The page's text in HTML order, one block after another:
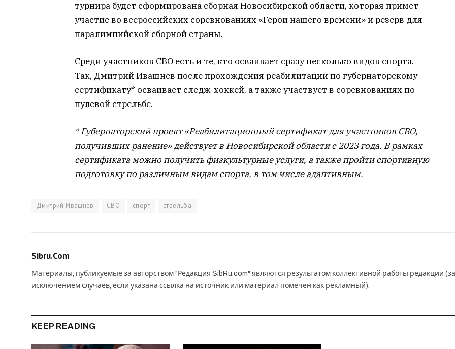
турнира будет сформирована сборная Новосибирской области, которая примет
участие во всероссийских соревнованиях «Герои нашего времени» и резерв для
паралимпийской сборной страны.
Среди участников СВО есть и те, кто осваивает сразу несколько видов спорта.
Так, Дмитрий Ивашнев после прохождения реабилитации по губернаторскому
сертификату* осваивает следж-хоккей, а также участвует в соревнованиях по
пулевой стрельбе.
* Губернаторский проект «Реабилитационный сертификат для участников СВО,
получивших ранение» действует в Новосибирской области с 2023 года. В рамках
сертификата можно получить физкультурные услуги, а также пройти спортивную
подготовку по различным видам спорта, в том числе адаптивным.
Дмитрий Ивашнев СВО спорт стрельба
Sibru.Com
Материалы, публикуемые за авторством "Редакция SibRu.com" являются результатом коллективной работы редакции (за
исключением случаев, если указана ссылка на источник или материал помечен как рекламный).
KEEP READING